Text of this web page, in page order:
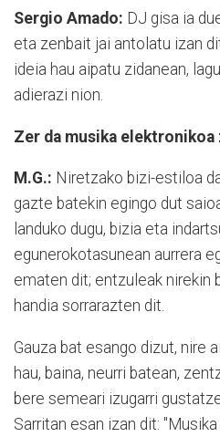
Sergio Amado: DJ gisa ia
eta zenbait jai antolatu izan
ideia hau aipatu zidanean,
adierazi nion.
Zer da musika
M.G.: Niretzako bizi-estiloa
gazte batekin egingo dut
landuko dugu, bizia eta
egunerokotasunean aurrera
ematen dit; entzuleak nirekin
handia sorrarazten dit.
Gauza bat esango dizut, nire
hau, baina, neurri batean,
bere semeari izugarri
Sarritan esan izan dit: